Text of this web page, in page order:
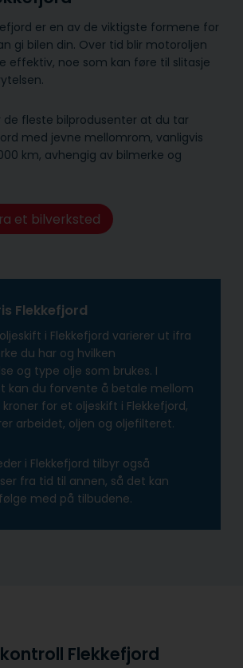
er en av de viktigste formene for
gi bilen din. Over tid blir motoroljen
effektiv, noe som kan føre til slitasje
de fleste bilprodusenter at du tar
med jevne mellomrom, vanligvis
km, avhengig av bilmerke og
et bilverksted
Flekkefjord
i Flekkefjord varierer ut ifra
du har og hvilken
og type olje som brukes. I
kan du forvente å betale mellom
for et oljeskift i Flekkefjord,
arbeidet, oljen og oljefilteret.
i Flekkefjord tilbyr også
fra tid til annen, så det kan
med på tilbudene.
Flekkefjord